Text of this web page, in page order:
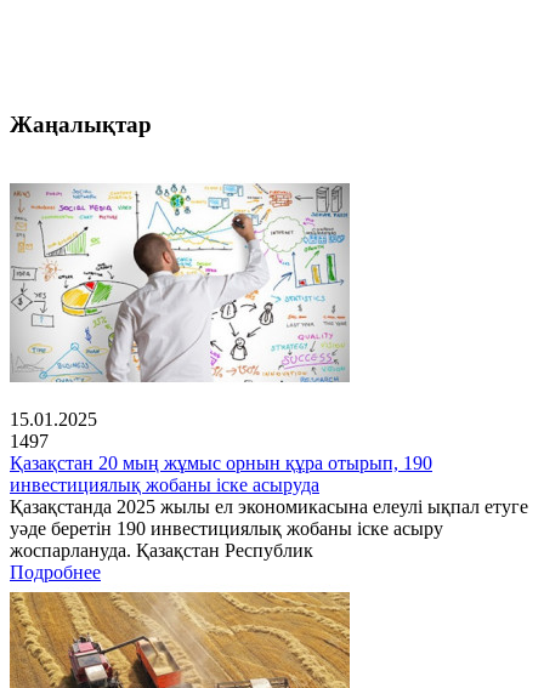
Жаңалықтар
15.01.2025
1497
Қазақстан 20 мың жұмыс орнын құра отырып, 190
инвестициялық жобаны іске асыруда
Қазақстанда 2025 жылы ел экономикасына елеулі ықпал етуге
уәде беретін 190 инвестициялық жобаны іске асыру
жоспарлануда. Қазақстан Республик
Подробнее